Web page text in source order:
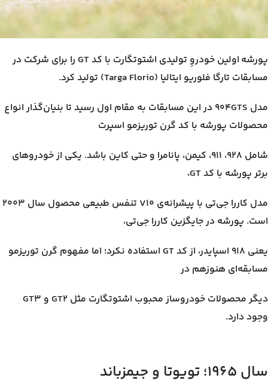
پورشه اولین خودروِ تولیدی اشتوتگارت با کد GT را برای شرکت در
مسابقات تارگا فلوریو ایتالیا (Targa Florio) تولید کرد.
مدل ۹۰۴GTS در این مسابقات به مقام اول رسید تا بنیان‌گذار انواع
محصولات پورشه با کد گرن توریزمو اسپرت
شامل ۹۲۸، ۹۱۱، کیمن، پانامرا و حتی کاین باشد. یکی از خودروهای
برتر پورشه با کد GT،
مدل کاررا جی‌تی با پیشرانه‌ی V10 تنفس طبیعی محصول سال ۲۰۰۳
است. پورشه در جایگزین کاررا جی‌تی،
یعنی ۹۱۸ اسپایدر، از کد GT استفاده نکرد؛ اما مفهوم گرن توریزمو
مسابقه‌ای هنوزهم در
دیگر محصولات خودروساز محبوب اشتوتگارت مثل GT2 و GT3
وجود دارد.
سال ۱۹۶۵؛ تویوتا و جیمزباند